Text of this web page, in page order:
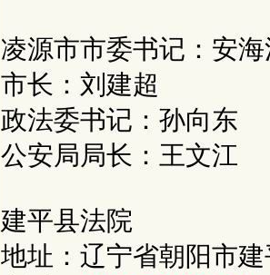
凌源市市委书记：安
市长：刘建超
政法委书记：孙向东
公安局局长：王文江
建平县法院
地址：辽宁省朝阳市